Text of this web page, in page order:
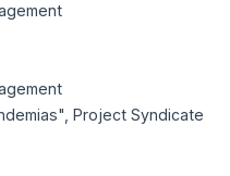
Project Syndicate